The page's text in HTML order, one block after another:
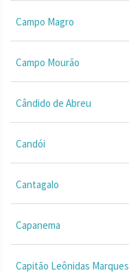
Campo Magro
Campo Mourão
Cândido de Abreu
Candói
Cantagalo
Capanema
Capitão Leônidas Marques